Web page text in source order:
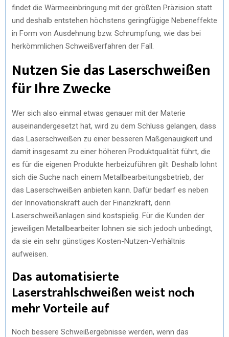
findet die Wärmeeinbringung mit der größten Präzision statt
und deshalb entstehen höchstens geringfügige Nebeneffekte
in Form von Ausdehnung bzw. Schrumpfung, wie das bei
herkömmlichen Schweißverfahren der Fall.
Nutzen Sie das Laserschweißen
für Ihre Zwecke
Wer sich also einmal etwas genauer mit der Materie
auseinandergesetzt hat, wird zu dem Schluss gelangen, dass
das Laserschweißen zu einer besseren Maßgenauigkeit und
damit insgesamt zu einer höheren Produktqualität führt, die
es für die eigenen Produkte herbeizuführen gilt. Deshalb lohnt
sich die Suche nach einem Metallbearbeitungsbetrieb, der
das Laserschweißen anbieten kann. Dafür bedarf es neben
der Innovationskraft auch der Finanzkraft, denn
Laserschweißanlagen sind kostspielig. Für die Kunden der
jeweiligen Metallbearbeiter lohnen sie sich jedoch unbedingt,
da sie ein sehr günstiges Kosten-Nutzen-Verhältnis
aufweisen.
Das automatisierte
Laserstrahlschweißen weist noch
mehr Vorteile auf
Noch bessere Schweißergebnisse werden, wenn das